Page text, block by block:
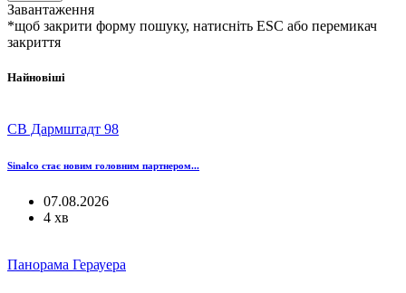
Завантаження
*щоб закрити форму пошуку, натисніть ESC або перемикач
закриття
Найновіші
СВ Дармштадт 98
Sinalco стає новим головним партнером...
07.08.2026
4 хв
Панорама Герауера